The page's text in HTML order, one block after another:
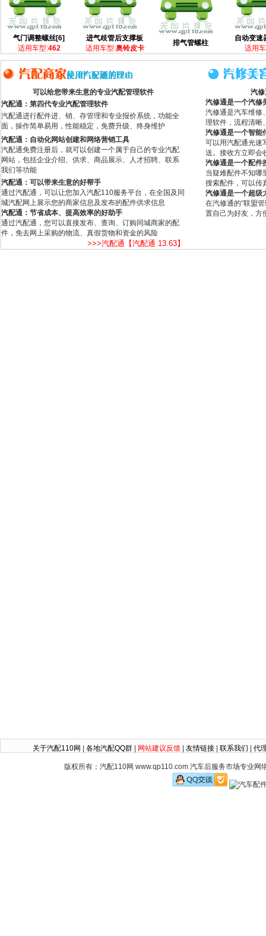
气门调整螺丝[6]
适用车型:462
进气歧管后支撑板
适用车型:奥铃皮卡
排气管螺柱
自动变速
适用
可以给您带来生意的专业汽配管理软件
汽配通：第四代专业汽配管理软件
汽配通进行配件进、销、存管理和专业报价系统，功能全
面，操作简单易用，性能稳定，免费升级、终身维护
汽配通：自动化网站创建和网络营销工具
汽配通免费注册后，就可以创建一个属于自己的专业汽配
网站，包括企业介绍、供求、商品展示、人才招聘、联系
我们等功能
汽配通：可以带来生意的好帮手
通过汽配通，可以让您加入汽配110服务平台，在全国及同
城汽配网上展示您的商家信息及发布的配件供求信息
汽配通：节省成本、提高效率的好助手
通过汽配通，您可以直接发布、查询、订购同城商家的配
件，免去网上采购的物流、真假货物和资金的风险
>>>汽配通【汽配通 13.63】
汽
汽修通是一个汽修
汽修通是汽车维修
理软件，流程清晰
汽修通是一个智能
可以用汽配通光速
送。接收方立即会
汽修通是一个配件
当疑难配件不知哪
搜索配件，可以传
汽修通是一个超级
在汽修通的“联盟
置自己为好友，方
关于汽配110网 各地汽配QQ群 网站建议反馈 友情链接 联系我们 代
版权所有：汽配110网 www.qp110.com 汽车后服务市场专业网